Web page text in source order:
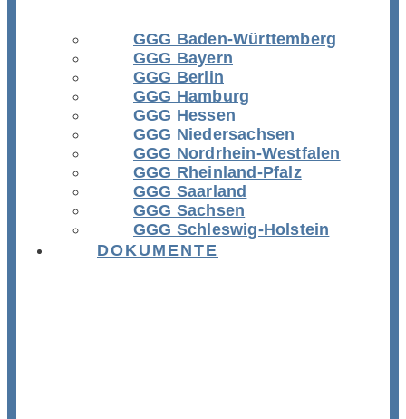
GGG Baden-Württemberg
GGG Bayern
GGG Berlin
GGG Hamburg
GGG Hessen
GGG Niedersachsen
GGG Nordrhein-Westfalen
GGG Rheinland-Pfalz
GGG Saarland
GGG Sachsen
GGG Schleswig-Holstein
DOKUMENTE